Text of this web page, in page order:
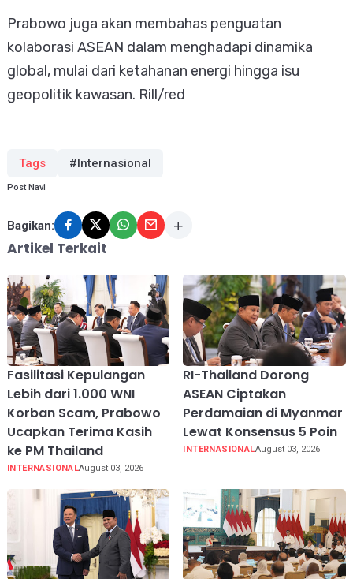
Prabowo juga akan membahas penguatan
kolaborasi ASEAN dalam menghadapi dinamika
global, mulai dari ketahanan energi hingga isu
geopolitik kawasan. Rill/red
Tags #Internasional
Post Navi
Bagikan:
Artikel Terkait
Fasilitasi Kepulangan
Lebih dari 1.000 WNI
Korban Scam, Prabowo
Ucapkan Terima Kasih
ke PM Thailand
INTERNASIONALAugust 03, 2026
RI-Thailand Dorong
ASEAN Ciptakan
Perdamaian di Myanmar
Lewat Konsensus 5 Poin
INTERNASIONALAugust 03, 2026